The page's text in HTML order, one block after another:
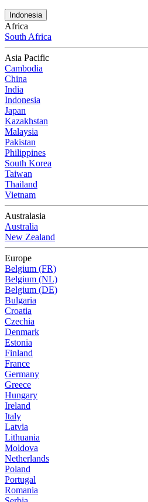
Indonesia
Africa
South Africa
Asia Pacific
Cambodia
China
India
Indonesia
Japan
Kazakhstan
Malaysia
Pakistan
Philippines
South Korea
Taiwan
Thailand
Vietnam
Australasia
Australia
New Zealand
Europe
Belgium (FR)
Belgium (NL)
Belgium (DE)
Bulgaria
Croatia
Czechia
Denmark
Estonia
Finland
France
Germany
Greece
Hungary
Ireland
Italy
Latvia
Lithuania
Moldova
Netherlands
Poland
Portugal
Romania